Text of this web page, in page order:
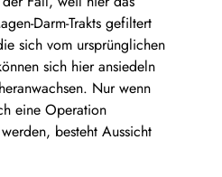
Darm-Trakts gefiltert
sich vom ursprünglichen
sich hier ansiedeln
Nur wenn
eine Operation
besteht Aussicht